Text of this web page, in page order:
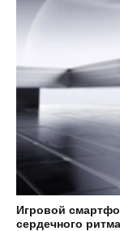
Игровой
сердечного